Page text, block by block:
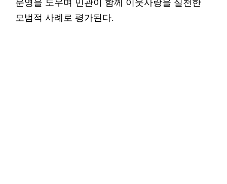
운영을 도우며 민관이 함께 이웃사랑을 실천한
모범적 사례로 평가된다.